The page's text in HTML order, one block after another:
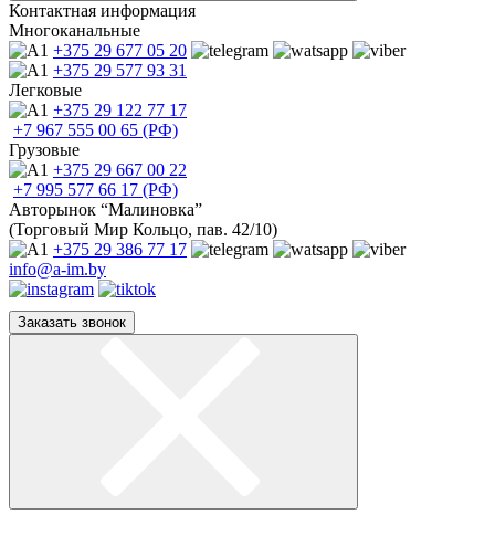
Контактная информация
Многоканальные
+375 29 677 05 20
+375 29 577 93 31
Легковые
+375 29 122 77 17
+7 967 555 00 65 (РФ)
Грузовые
+375 29 667 00 22
+7 995 577 66 17 (РФ)
Авторынок “Малиновка”
(Торговый Мир Кольцо, пав. 42/10)
+375 29 386 77 17
info@a-im.by
Заказать звонок